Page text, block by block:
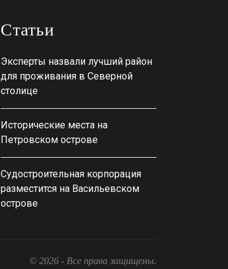
Статьи
Эксперты назвали лучший район
для проживания в Северной
столице
Исторические места на
Петровском острове
Судостроительная корпорация
разместится на Васильевском
острове
© 2026 - Все права защищены.